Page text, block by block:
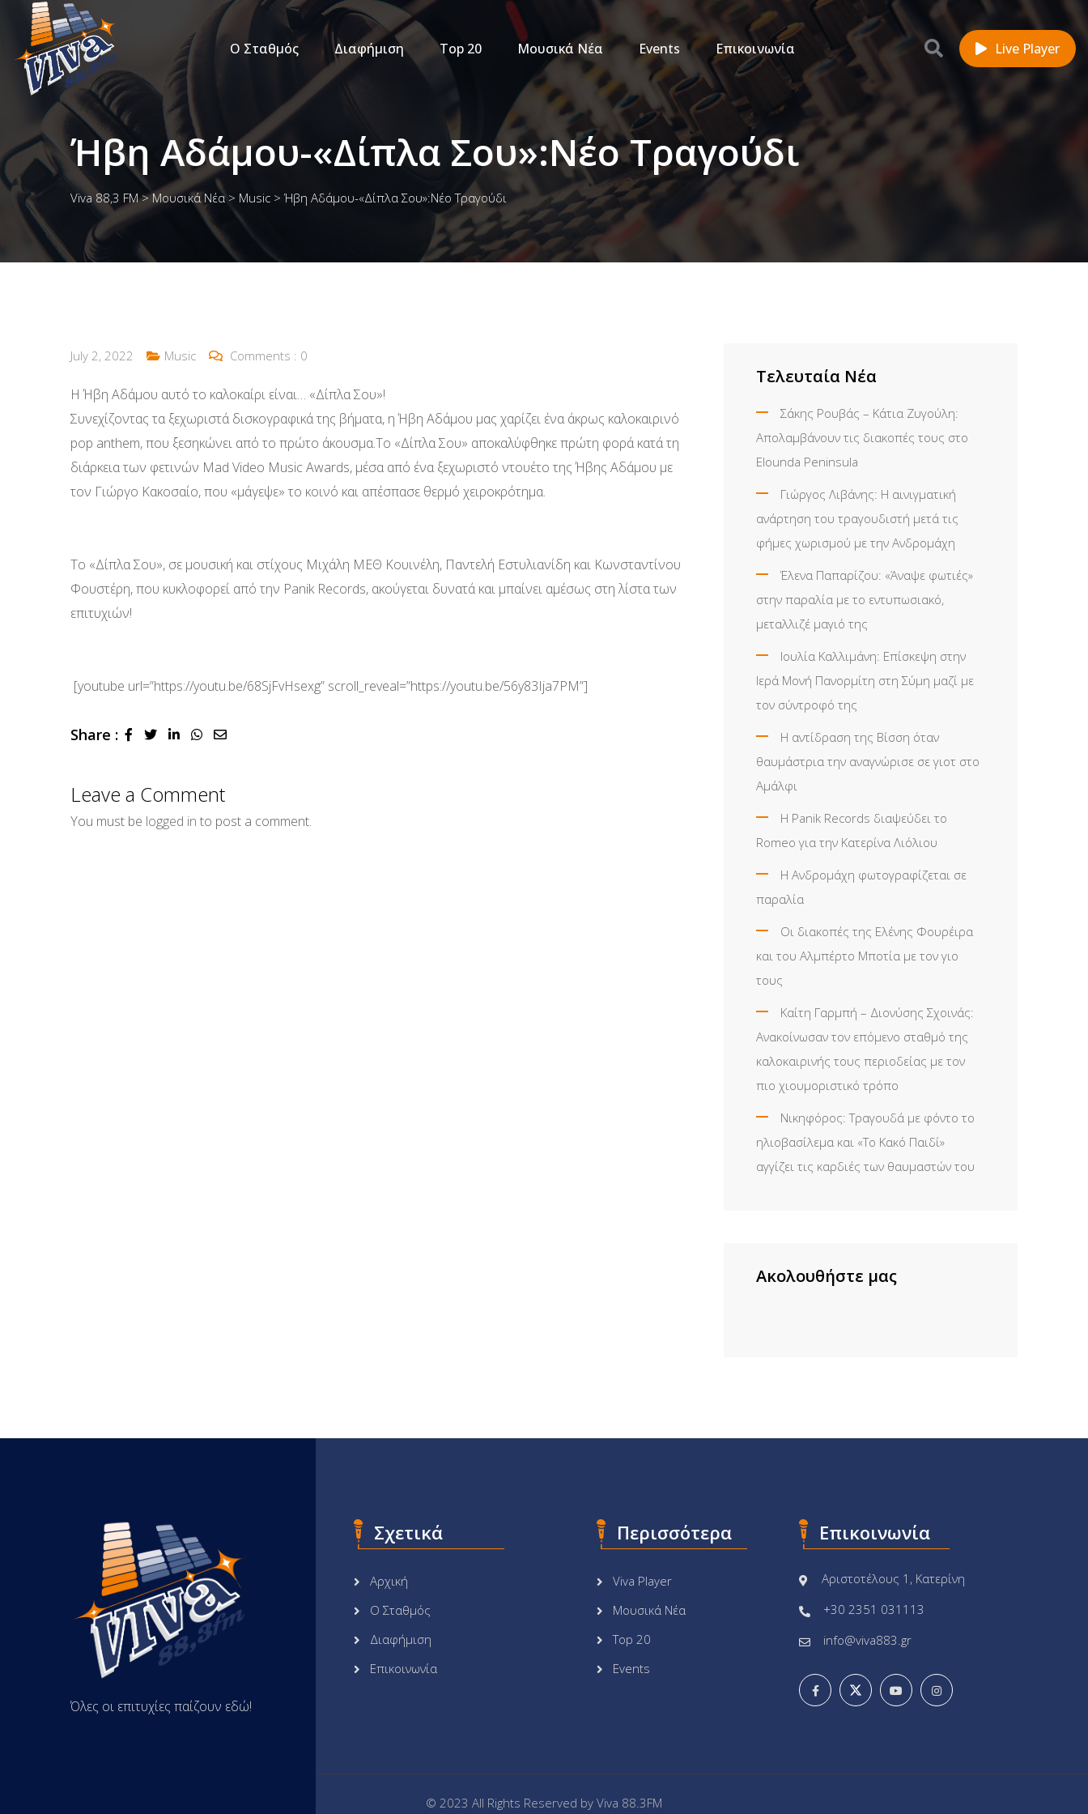
Ο Σταθμός Διαφήμιση Top 20 Μουσικά Νέα Events Επικοινωνία Live Player
Ήβη Αδάμου-«Δίπλα Σου»:Νέο Τραγούδι
Viva 88,3 FM>Μουσικά Νέα> Music > Ήβη Αδάμου-«Δίπλα Σου»:Νέο Τραγούδι
July 2, 2022 Music Comments : 0
Η Ήβη Αδάμου αυτό το καλοκαίρι είναι… «Δίπλα Σου»!
Συνεχίζοντας τα ξεχωριστά δισκογραφικά της βήματα, η Ήβη Αδάμου μας χαρίζει ένα άκρως καλοκαιρινό
pop anthem, που ξεσηκώνει από το πρώτο άκουσμα.Το «Δίπλα Σου» αποκαλύφθηκε πρώτη φορά κατά τη
διάρκεια των φετινών Mad Video Music Awards, μέσα από ένα ξεχωριστό ντουέτο της Ήβης Αδάμου με
τον Γιώργο Κακοσαίο, που «μάγεψε» το κοινό και απέσπασε θερμό χειροκρότημα.
Το «Δίπλα Σου», σε μουσική και στίχους Μιχάλη ΜΕΘ Κουινέλη, Παντελή Εστυλιανίδη και Κωνσταντίνου
Φουστέρη, που κυκλοφορεί από την Panik Records, ακούγεται δυνατά και μπαίνει αμέσως στη λίστα των
επιτυχιών!
[youtube url=”https://youtu.be/68SjFvHsexg” scroll_reveal=”https://youtu.be/56y83Ija7PM”]
Share : LinkedInWhatsapp
Share
Leave a Comment
You must be logged in to post a comment.
Τελευταία Νέα
Σάκης Ρουβάς – Κάτια Ζυγούλη:
Απολαμβάνουν τις διακοπές τους στο
Elounda Peninsula
Γιώργος Λιβάνης: Η αινιγματική
ανάρτηση του τραγουδιστή μετά τις
φήμες χωρισμού με την Ανδρομάχη
Έλενα Παπαρίζου: «Άναψε φωτιές»
στην παραλία με το εντυπωσιακό,
μεταλλιζέ μαγιό της
Ιουλία Καλλιμάνη: Επίσκεψη στην
Ιερά Μονή Πανορμίτη στη Σύμη μαζί με
τον σύντροφό της
Η αντίδραση της Βίσση όταν
θαυμάστρια την αναγνώρισε σε γιοτ στο
Αμάλφι
Η Panik Records διαψεύδει το
Romeo για την Κατερίνα Λιόλιου
Η Ανδρομάχη φωτογραφίζεται σε
παραλία
Οι διακοπές της Ελένης Φουρέιρα
και του Αλμπέρτο Μποτία με τον γιο
τους
Καίτη Γαρμπή – Διονύσης Σχοινάς:
Ανακοίνωσαν τον επόμενο σταθμό της
καλοκαιρινής τους περιοδείας με τον
πιο χιουμοριστικό τρόπο
Νικηφόρος: Τραγουδά με φόντο το
ηλιοβασίλεμα και «Το Κακό Παιδί»
αγγίζει τις καρδιές των θαυμαστών του
Ακολουθήστε μας
Όλες οι επιτυχίες παίζουν εδώ!
Σχετικά
Αρχική
Ο Σταθμός
Διαφήμιση
Επικοινωνία
Περισσότερα
Viva Player
Μουσικά Νέα
Top 20
Events
Επικοινωνία
Αριστοτέλους 1, Κατερίνη
+30 2351 031113
info@viva883.gr
© 2023 All Rights Reserved by Viva 88.3FM